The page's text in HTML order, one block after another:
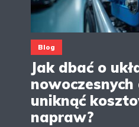
Blog
Jak dbać o
uniknąć
napraw?